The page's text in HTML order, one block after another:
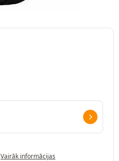
Vairāk informācijas